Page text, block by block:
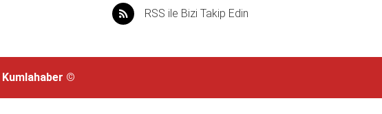
RSS ile Bizi Takip Edin
Kumlahaber ©